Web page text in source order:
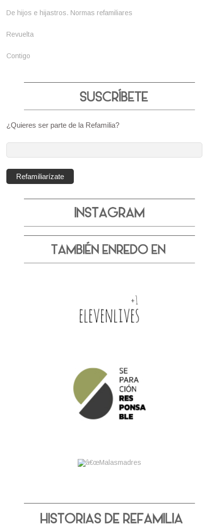
De hijos e hijastros. Normas refamiliares
Revuelta
Contigo
¿Quieres ser parte de la Refamilia?
correo
electrónico:
Refamiliarízate